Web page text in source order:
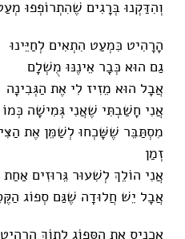
וְהִדַּקְנוּ בְּרָגִים שֶׁהִתְרוֹפְפוּ
הָרָהִיט כִּמְעַט הִתְאִים לְחַיֵּינוּ
גַם הוּא כְּבָר אֵינֶנּוּ מֻשְׁלָם
אֲבָל הוּא מֵזִיז לִי אֶת הַגְּבִינָה
אֲנִי חָשַׁבְתִּי שֶׁאֲנִי גְּמִישָׁה
מִסְתַּבֵּר שֶׁשָּׁכְחוּ לְשַׁמֵּן אֶת
זְמַן
אֲנִי הוֹלֵךְ לְשִׁעוּר גֵּרוּזִים
אֲבָל יֵשׁ חֲלוּדָה שֶׁגַּם סְפוֹג
אַכְנִיס אֶת הַסְּפוֹג לְתוֹךְ